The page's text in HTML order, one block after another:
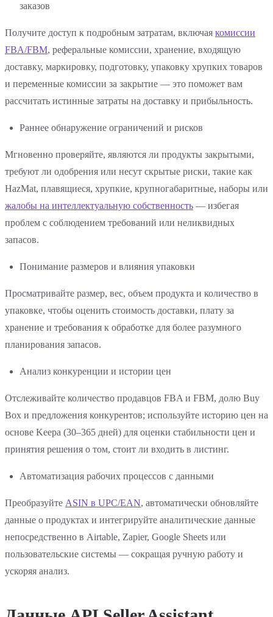
заказов
Получите доступ к подробным затратам, включая комиссии
FBA/FBM, реферальные комиссии, хранение, входящую
доставку, маркировку, подготовку, упаковку хрупких товаров
и переменные комиссии за закрытие — это поможет вам
рассчитать истинные затраты на доставку и прибыльность.
Раннее обнаружение ограничений и рисков
Мгновенно проверяйте, являются ли продукты закрытыми,
требуют ли одобрения или несут скрытые риски, такие как
HazMat, плавящиеся, хрупкие, крупногабаритные, наборы или
жалобы на интеллектуальную собственность — избегая
проблем с соблюдением требований или неликвидных
запасов.
Понимание размеров и влияния упаковки
Просматривайте размер, вес, объем продукта и количество в
упаковке, чтобы оценить стоимость доставки, плату за
хранение и требования к обработке для более разумного
планирования запасов.
Анализ конкуренции и истории цен
Отслеживайте количество продавцов FBA и FBM, долю Buy
Box и предложения конкурентов; используйте историю цен на
основе Keepa (30–365 дней) для оценки стабильности цен и
принятия решения о том, стоит ли входить в листинг.
Автоматизация рабочих процессов с данными
Преобразуйте ASIN в UPC/EAN, автоматически обновляйте
данные о продуктах и интегрируйте аналитические данные
непосредственно в Airtable, Zapier, Google Sheets или
пользовательские системы — сокращая ручную работу и
ускоряя анализ.